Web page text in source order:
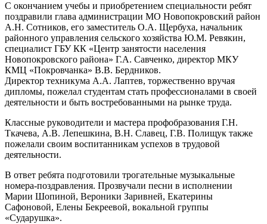
С окончанием учебы и приобретением специальности ребят
поздравили глава администрации МО Новопокровский район
А.Н. Сотников, его заместитель О.А. Щербуха, начальник
районного управления сельского хозяйства Ю.М. Ревякин,
специалист ГБУ КК «Центр занятости населения
Новопокровского района» Г.А. Савченко, директор МКУ
КМЦ «Покровчанка» В.В. Бердников.
Директор техникума А.А. Лаптев, торжественно вручая
дипломы, пожелал студентам стать профессионалами в своей
деятельности и быть востребованными на рынке труда.
Классные руководители и мастера профобразования Г.Н.
Ткачева, А.В. Лепешкина, В.Н. Славец, Г.В. Полищук также
пожелали своим воспитанникам успехов в трудовой
деятельности.
В ответ ребята подготовили трогательные музыкальные
номера-поздравления. Прозвучали песни в исполнении
Марии Шопиной, Вероники Заривней, Екатерины
Сафоновой, Елены Бекреевой, вокальной группы
«Сударушка».